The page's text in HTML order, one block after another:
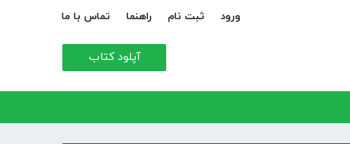
ورود ثبت نام راهنما تماس با ما
آپلود کتاب